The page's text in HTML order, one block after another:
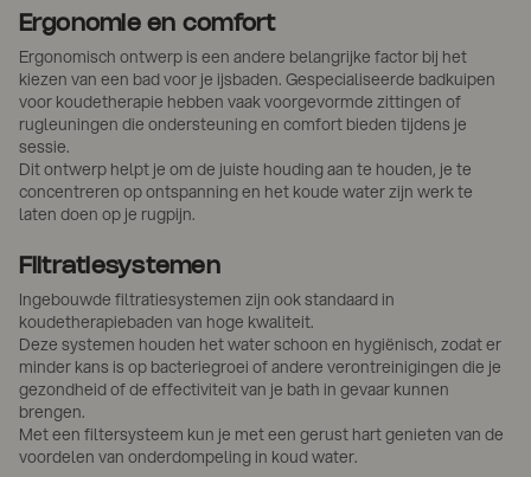
Ergonomie en comfort
Ergonomisch ontwerp is een andere belangrijke factor bij het
kiezen van een bad voor je ijsbaden. Gespecialiseerde badkuipen
voor koudetherapie hebben vaak voorgevormde zittingen of
rugleuningen die ondersteuning en comfort bieden tijdens je
sessie.
Dit ontwerp helpt je om de juiste houding aan te houden, je te
concentreren op ontspanning en het koude water zijn werk te
laten doen op je rugpijn.
Filtratiesystemen
Ingebouwde filtratiesystemen zijn ook standaard in
koudetherapiebaden van hoge kwaliteit.
Deze systemen houden het water schoon en hygiënisch, zodat er
minder kans is op bacteriegroei of andere verontreinigingen die je
gezondheid of de effectiviteit van je bath in gevaar kunnen
brengen.
Met een filtersysteem kun je met een gerust hart genieten van de
voordelen van onderdompeling in koud water.